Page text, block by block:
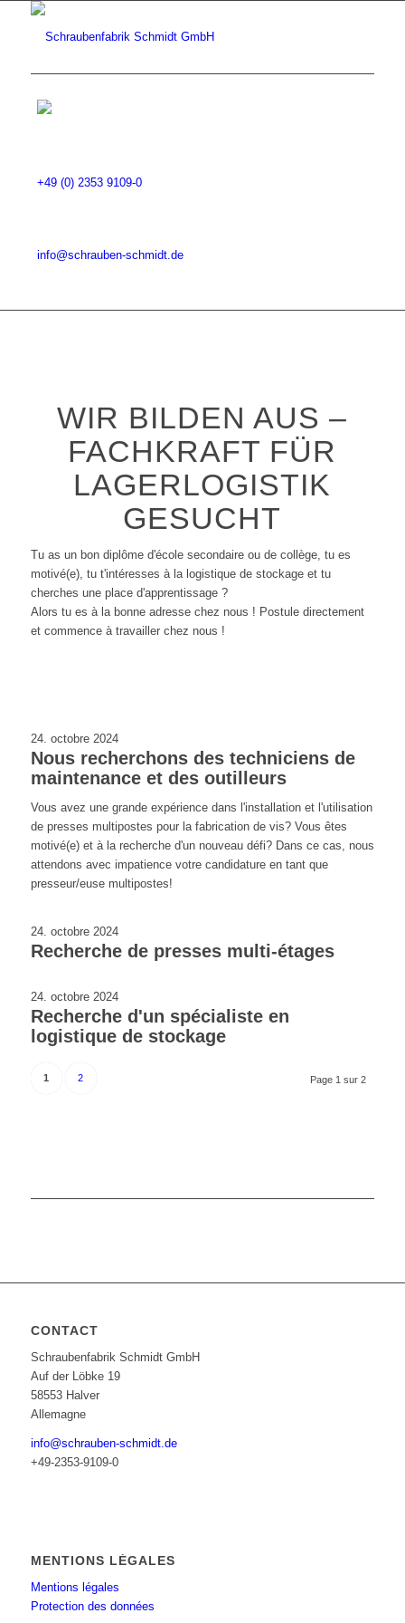
+49 (0) 2353 9109-0
info@schrauben-schmidt.de
WIR BILDEN AUS –
FACHKRAFT FÜR
LAGERLOGISTIK
GESUCHT
Tu as un bon diplôme d'école secondaire ou de collège, tu es
motivé(e), tu t'intéresses à la logistique de stockage et tu
cherches une place d'apprentissage ?
Alors tu es à la bonne adresse chez nous ! Postule directement
et commence à travailler chez nous !
24. octobre 2024
Nous recherchons des techniciens de
maintenance et des outilleurs
Vous avez une grande expérience dans l'installation et l'utilisation
de presses multipostes pour la fabrication de vis? Vous êtes
motivé(e) et à la recherche d'un nouveau défi? Dans ce cas, nous
attendons avec impatience votre candidature en tant que
presseur/euse multipostes!
24. octobre 2024
Recherche de presses multi-étages
24. octobre 2024
Recherche d'un spécialiste en
logistique de stockage
Page 1 sur 2
1 2
CONTACT
Schraubenfabrik Schmidt GmbH
Auf der Löbke 19
58553 Halver
Allemagne
info@schrauben-schmidt.de
+49-2353-9109-0
MENTIONS LÉGALES
Mentions légales
Protection des données